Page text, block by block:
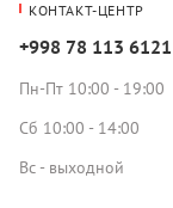
КОНТАКТ-ЦЕНТР
+998 78 113 6121
Пн-Пт 10:00 - 19:00
Сб 10:00 - 14:00
Вс - выходной